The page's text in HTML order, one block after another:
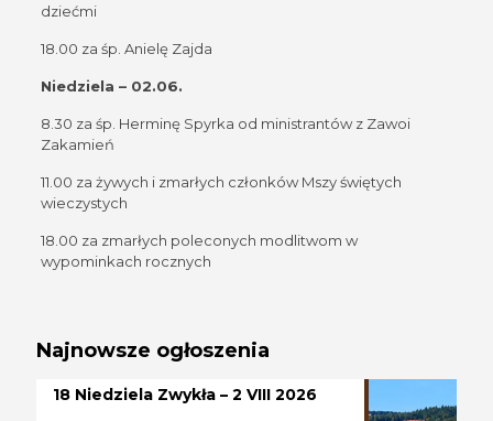
dziećmi
18.00 za śp. Anielę Zajda
Niedziela – 02.06.
8.30 za śp. Herminę Spyrka od ministrantów z Zawoi
Zakamień
11.00 za żywych i zmarłych członków Mszy świętych
wieczystych
18.00 za zmarłych poleconych modlitwom w
wypominkach rocznych
Najnowsze ogłoszenia
18 Niedziela Zwykła – 2 VIII 2026